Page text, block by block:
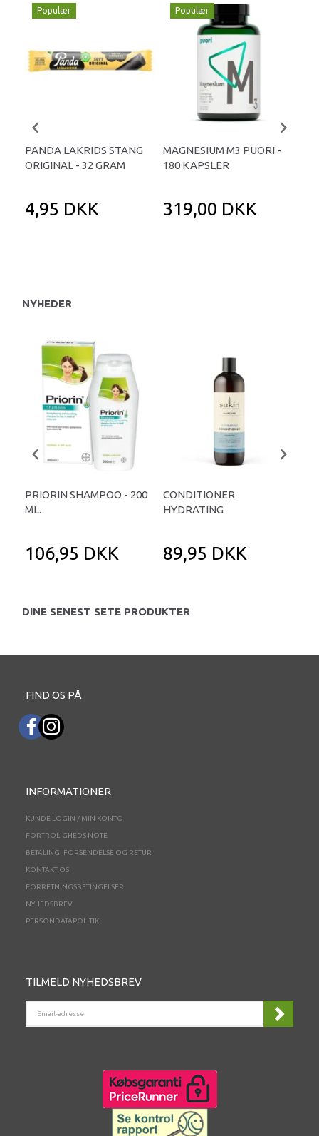
Populær
PANDA LAKRIDS STANG
ORIGINAL - 32 GRAM
4,95 DKK
Populær
MAGNESIUM M3 PUORI -
180 KAPSLER
319,00 DKK
NYHEDER
PRIORIN SHAMPOO - 200
ML.
106,95 DKK
CONDITIONER
HYDRATING
89,95 DKK
DINE SENEST SETE PRODUKTER
FIND OS PÅ
INFORMATIONER
KUNDE LOGIN / MIN KONTO
FORTROLIGHEDS NOTE
BETALING, FORSENDELSE OG RETUR
KONTAKT OS
FORRETNINGSBETINGELSER
NYHEDSBREV
PERSONDATAPOLITIK
TILMELD NYHEDSBREV
ADRESSE